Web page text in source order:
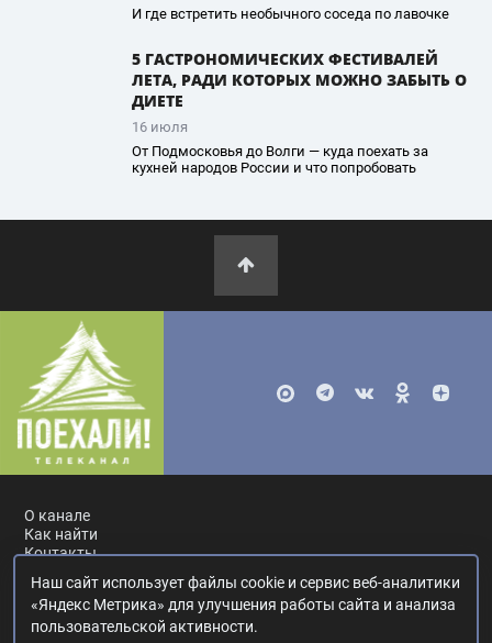
И где встретить необычного соседа по лавочке
5 ГАСТРОНОМИЧЕСКИХ ФЕСТИВАЛЕЙ
ЛЕТА, РАДИ КОТОРЫХ МОЖНО ЗАБЫТЬ О
ДИЕТЕ
16 июля
От Подмосковья до Волги — куда поехать за
кухней народов России и что попробовать
О канале
Как найти
Контакты
Россия, Москва, ул. Ак. Королёва, 19.+7 495 617-55-80
Наш сайт использует файлы cookie и сервис веб-аналитики
«Яндекс Метрика» для улучшения работы сайта и анализа
пользовательской активности.